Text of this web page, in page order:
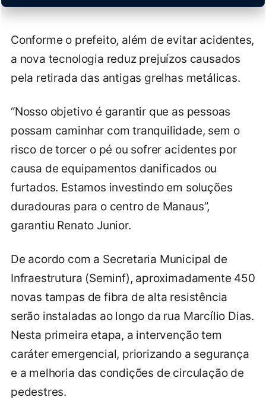
Conforme o prefeito, além de evitar acidentes,
a nova tecnologia reduz prejuízos causados
pela retirada das antigas grelhas metálicas.
“Nosso objetivo é garantir que as pessoas
possam caminhar com tranquilidade, sem o
risco de torcer o pé ou sofrer acidentes por
causa de equipamentos danificados ou
furtados. Estamos investindo em soluções
duradouras para o centro de Manaus”,
garantiu Renato Junior.
De acordo com a Secretaria Municipal de
Infraestrutura (Seminf), aproximadamente 450
novas tampas de fibra de alta resistência
serão instaladas ao longo da rua Marcílio Dias.
Nesta primeira etapa, a intervenção tem
caráter emergencial, priorizando a segurança
e a melhoria das condições de circulação de
pedestres.